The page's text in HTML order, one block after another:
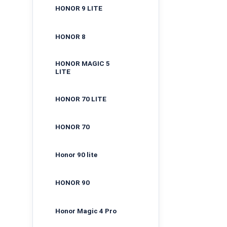
HONOR 9 LITE
HONOR 8
HONOR MAGIC 5
LITE
HONOR 70 LITE
HONOR 70
Honor 90 lite
HONOR 90
Honor Magic 4 Pro